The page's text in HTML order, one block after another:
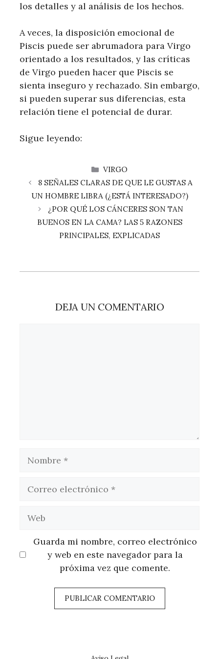
los detalles y al análisis de los hechos.
A veces, la disposición emocional de
Piscis puede ser abrumadora para Virgo
orientado a los resultados, y las críticas
de Virgo pueden hacer que Piscis se
sienta inseguro y rechazado. Sin embargo,
si pueden superar sus diferencias, esta
relación tiene el potencial de durar.
Sigue leyendo:
CATEGORÍAS
VIRGO
8 SEÑALES CLARAS DE QUE LE GUSTAS A
UN HOMBRE LIBRA (¿ESTÁ INTERESADO?)
¿POR QUÉ LOS CÁNCERES SON TAN
BUENOS EN LA CAMA? LAS 5 RAZONES
PRINCIPALES, EXPLICADAS
DEJA UN COMENTARIO
Guarda mi nombre, correo electrónico
y web en este navegador para la
próxima vez que comente.